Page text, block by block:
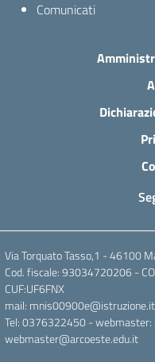
Comunicati
Via Torquato Tasso,1 - 46100
Cod. fiscale: 93034720206 -
CUF:UF6FNX
mail:
Tel: 0376322450 - webmaster:
webmaster@arcoeste.edu.it